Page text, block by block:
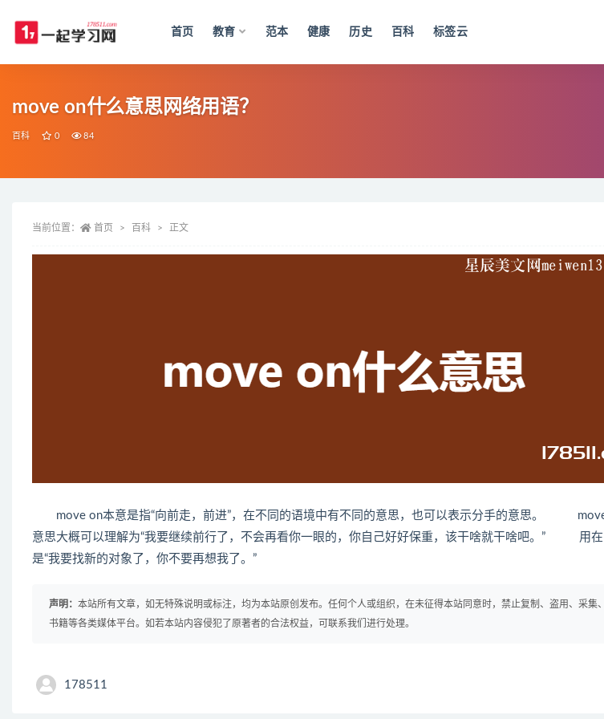
首页 教育 范本 健康 历史 百科 标签云
move on什么意思网络用语？
百科 0 84
当前位置： 首页 百科 正文
move on本意是指“向前走，前进”，在不同的语境中有不同的意思，也可以表示分手的意思。 move
意思大概可以理解为“我要继续前行了，不会再看你一眼的，你自己好好保重，该干啥就干啥吧。” 用在
是“我要找新的对象了，你不要再想我了。”
声明： 本站所有文章，如无特殊说明或标注，均为本站原创发布。任何个人或组织，在未征得本站同意时，禁止复制、盗用、采集
书籍等各类媒体平台。如若本站内容侵犯了原著者的合法权益，可联系我们进行处理。
178511